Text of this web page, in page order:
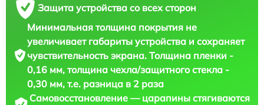
Защита устройства со всех сторон
Минимальная толщина покрытия не
увеличивает габариты устройства и сохраняет
чувствительность экрана. Толщина пленки -
0,16 мм, толщина чехла/защитного стекла -
0,30 мм, т.е. разница в 2 раза
Самовосстановление — царапины стягиваются